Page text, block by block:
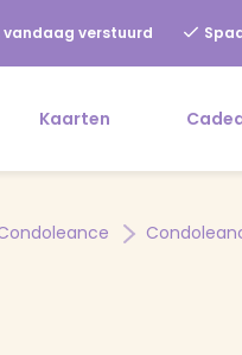
vandaag verstuurd
Kaarten